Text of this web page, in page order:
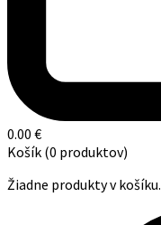
0.00 €
Košík (0 produktov)
Žiadne produkty v košíku.